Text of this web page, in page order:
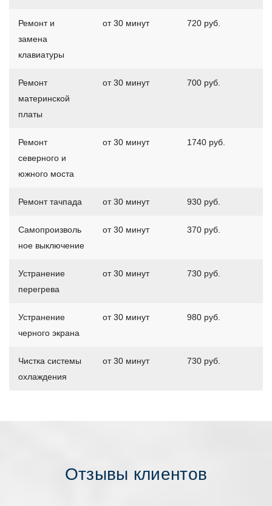
Ремонт и
замена
клавиатуры
от 30 минут 720 руб.
Ремонт
материнской
платы
от 30 минут 700 руб.
Ремонт
северного и
южного моста
от 30 минут 1740 руб.
Ремонт тачпада от 30 минут 930 руб.
Самопроизволь
ное выключение
от 30 минут 370 руб.
Устранение
перегрева
от 30 минут 730 руб.
Устранение
черного экрана
от 30 минут 980 руб.
Чистка системы
охлаждения
от 30 минут 730 руб.
Отзывы клиентов